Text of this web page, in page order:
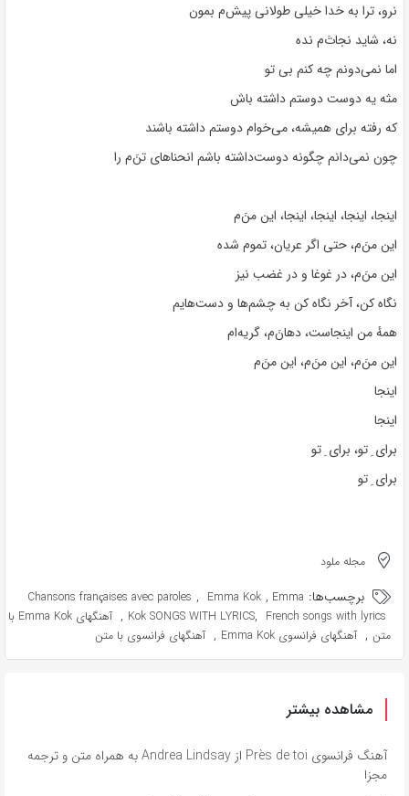
نرو، ترا به خدا خیلی طولانی پیش‌م بمون
نه، شاید نجاتَ‌م نده
اما نمی‌دونم چه کنم بی تو
مثه یه دوست دوستم داشته باش
که رفته برای همیشه، می‌خوام دوستم داشته باشند
چون نمی‌دانم چگونه دوست‌داشته باشم انحناهای تن‌َم را
اینجا، اینجا، اینجا، اینجا، این منَ‌م
این من‌َم، حتی اگر عریان، تموم شده
این منَ‌م، در غوغا و در غضب نیز
نگاه کن، آخر نگاه کن به چشم‌ها و دست‌هایم
همهٔ من اینجاست، دهانَ‌م، گریه‌ام
این منَ‌م، این منَ‌م، این منَ‌م
اینجا
اینجا
برای ِ تو،‌ برای ِ ‌تو
برای ِ تو
مجله ملود
برچسب‌ها: Chansons françaises avec paroles , Emma Kok , Emma
Kok SONGS WITH LYRICS, French songs with lyrics
,
آهنگهای Emma Kok با
متن , آهنگهای فرانسوی Emma Kok , آهنگهای فرانسوی با متن
مشاهده بیشتر
آهنگ فرانسوی Près de toi از Andrea Lindsay به همراه متن و ترجمه
مجزا